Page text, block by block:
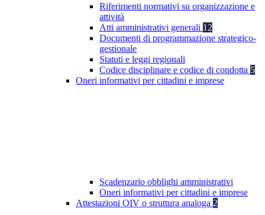
Riferimenti normativi su organizzazione e
attività
Atti amministrativi generali 12
Documenti di programmazione strategico-
gestionale
Statuti e leggi regionali
Codice disciplinare e codice di condotta 5
Oneri informativi per cittadini e imprese
Scadenzario obblighi amministrativi
Oneri informativi per cittadini e imprese
Attestazioni OIV o struttura analoga 2